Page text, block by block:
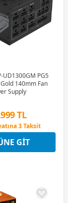
UD1300GM PG5
140mm Fan
Supply
TL
3 Taksit
TL taksitle
3 Taksit
GIT